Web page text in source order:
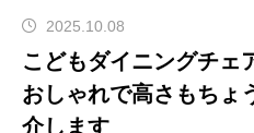
2025.10.08
こどもダイニングチェ
おしゃれで高さもちょ
介します